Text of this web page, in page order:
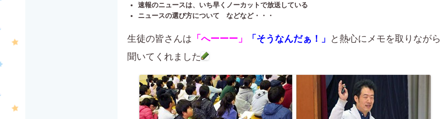
速報のニュースは、いち早くノーカットで放送している
ニュースの選び方について などなど・・・
生徒の皆さんは 「へーーー」 「そうなんだぁ！」
と熱心にメモを取りながら
聞いてくれました